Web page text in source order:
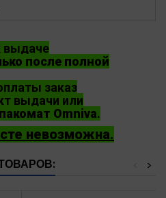
выдаче
после полной
заказ
выдачи или
пакомат Omniva.
невозможна.
>